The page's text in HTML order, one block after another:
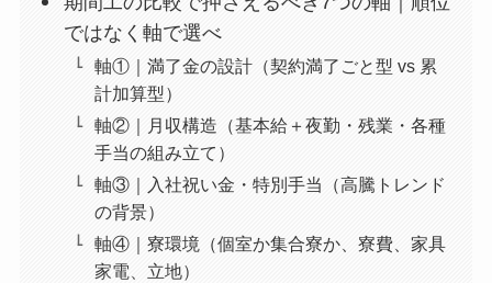
ではなく軸で選べ
軸①｜満了金の設計（契約満了ごと型 vs 累
計加算型）
軸②｜月収構造（基本給＋夜勤・残業・各種
手当の組み立て）
軸③｜入社祝い金・特別手当（高騰トレンド
の背景）
軸④｜寮環境（個室か集合寮か、寮費、家具
家電、立地）